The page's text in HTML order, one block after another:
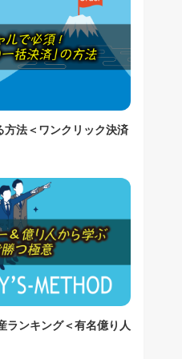
方法＜ワンクリック決済
ランキング＜有名億り人